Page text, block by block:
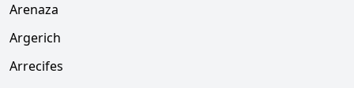
Arenaza
Argerich
Arrecifes